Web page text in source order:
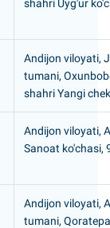
shahri Uyg'ur
Andijon viloyati,
tumani,
shahri Yangi
Andijon viloyati,
Sanoat ko'chasi,
Andijon viloyati,
tumani,